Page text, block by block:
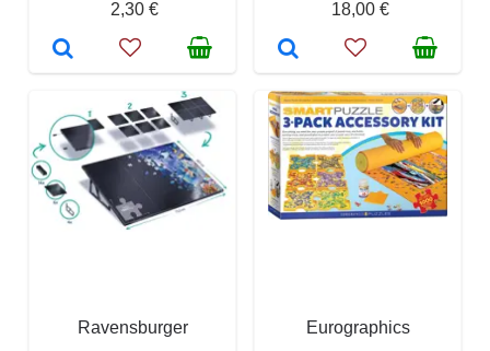
2,30 € 18,00 €
Ravensburger
Eurographics